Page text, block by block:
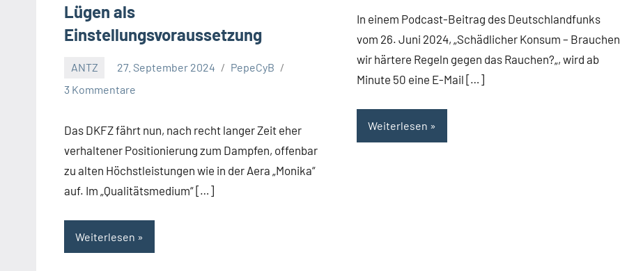
Lügen als
Einstellungsvoraussetzung
ANTZ 27. September 2024
PepeCyB
3 Kommentare
Das DKFZ fährt nun, nach recht langer Zeit eher
verhaltener Positionierung zum Dampfen, offenbar
zu alten Höchstleistungen wie in der Aera „Monika“
auf. Im „Qualitätsmedium“ […]
Weiterlesen
In einem Podcast-Beitrag des Deutschlandfunks
vom 26. Juni 2024, „Schädlicher Konsum – Brauchen
wir härtere Regeln gegen das Rauchen?„, wird ab
Minute 50 eine E-Mail […]
Weiterlesen